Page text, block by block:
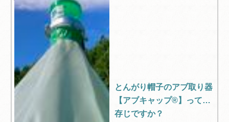
とんがり帽子のアブ取り器
【アブキャップ®】ってご
存じですか？